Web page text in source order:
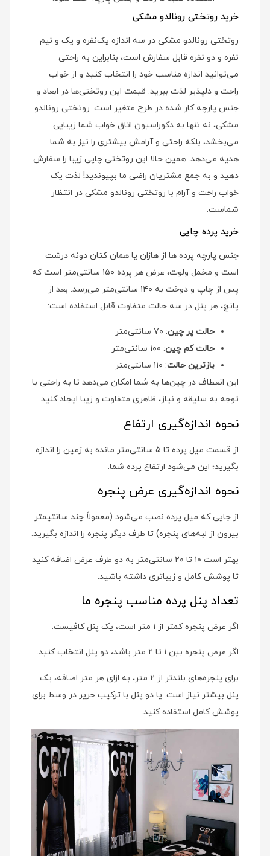
خرید روتختی رونالدو مشکی
روتختی رونالدو مشکی در سه اندازه یک‌نفره و یک و نیم
نفره و دو نفره قابل سفارش است، بنابراین به راحتی
می‌توانید اندازه مناسب خود را انتخاب کنید و از خواب
راحت و دلپذیر لذت ببرید. قیمت این روتختی‌ها در ابعاد و
جنس پارچه کار شده در طرح متغیر است. روتختی رونالدو
مشکی، نه تنها به دکوراسیون اتاق خواب شما زیبایی
می‌بخشد، بلکه راحتی و آرامش بیشتری را نیز به شما
هدیه می‌دهد. همین حالا این روتختی چاپی زیبا را سفارش
دهید و به جمع مشتریان راضی ما بپیوندید! لذت یک
خواب راحت و آرام با روتختی رونالدو مشکی در انتظار
شماست.
خرید پرده چاپی
جنس پارچه پرده ها از هازان یا همان کتان دونه درشت
است و مخمل ولوت، عرض هر پرده ۱۵۰ سانتی‌متر است که
پس از چاپ و دوخت به ۱۴۰ سانتی‌متر می‌رسد. بعد از
پانچ، هر پنل در سه حالت متفاوت قابل استفاده است:
حالت پر چین: ۷۰ سانتی‌متر
حالت کم چین: ۱۰۰ سانتی‌متر
بازترین حالت: ۱۱۰ سانتی‌متر
این انعطاف در چین‌ها به شما امکان می‌دهد تا به راحتی با
توجه به سلیقه و نیاز، ظاهری متفاوت و زیبا ایجاد کنید.
نحوه اندازه‌گیری ارتفاع
از قسمت میل پرده تا ۵ سانتی‌متر مانده به زمین را اندازه
بگیرید؛ این می‌شود ارتفاع پرده شما.
نحوه اندازه‌گیری عرض پنجره
از جایی که میل پرده نصب می‌شود (معمولاً چند سانتیمتر
بیرون از لبه‌های پنجره) تا طرف دیگر پنجره را اندازه بگیرید.
بهتر است ۱۰ تا ۲۰ سانتی‌متر به دو طرف عرض اضافه کنید
تا پوشش کامل و زیباتری داشته باشید.
تعداد پنل پرده مناسب پنجره ما
اگر عرض پنجره کمتر از ۱ متر است، یک پنل کافیست.
اگر عرض پنجره بین ۱ تا ۲ متر باشد، دو پنل انتخاب کنید.
برای پنجره‌های بلندتر از ۲ متر، به ازای هر متر اضافه، یک
پنل بیشتر نیاز است. یا دو پنل با ترکیب حریر در وسط برای
پوشش کامل استفاده کنید.